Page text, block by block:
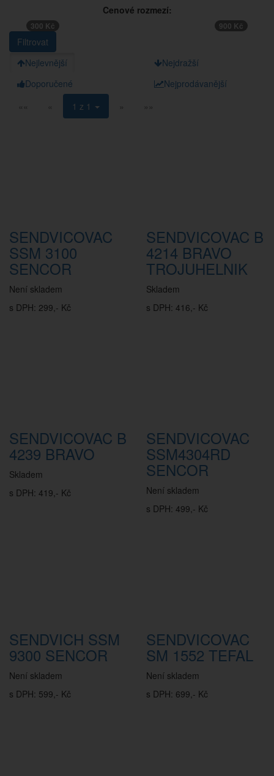
Cenové rozmezí:
300 Kč 900 Kč
Nejlevnější
Nejdražší
Doporučené
Nejprodávanější
««
« 1 z 1 » »»
SENDVICOVAC
SSM 3100
SENCOR
Není skladem
s DPH: 299,- Kč
SENDVICOVAC B
4214 BRAVO
TROJUHELNIK
Skladem
s DPH: 416,- Kč
SENDVICOVAC B
4239 BRAVO
Skladem
s DPH: 419,- Kč
SENDVICOVAC
SSM4304RD
SENCOR
Není skladem
s DPH: 499,- Kč
SENDVICH SSM
9300 SENCOR
Není skladem
s DPH: 599,- Kč
SENDVICOVAC
SM 1552 TEFAL
Není skladem
s DPH: 699,- Kč